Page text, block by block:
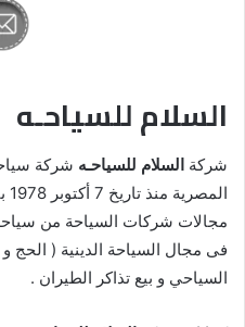
السلام للسياحـه
شركة السلام للسياحـه شركة
مجالات شركات السياحة من
فى مجال السياحة الدينية ( الحج و
السياحي و بيع تذاكر الطيران .